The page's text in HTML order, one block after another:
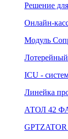
Решение
Модуль
ICU -
Линейка
АТОЛ 42
GPTZATOR